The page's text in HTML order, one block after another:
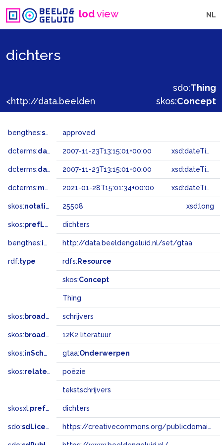
lodview NL
dichters
sdo:Thing
skos:Concept
bengthes:status approved
dcterms:dateAccepted 2007-11-23T13:15:01+00:00 xsd:dateTime
dcterms:dateSubmitted 2007-11-23T13:15:01+00:00 xsd:dateTime
dcterms:modified 2021-01-28T15:01:34+00:00 xsd:dateTime
skos:notation 25508 xsd:long
skos:prefLabel dichters
bengthes:inSet http://data.beeldengeluid.nl/set/gtaa
rdf:type rdfs: Resource
skos:Concept
Thing
skos: broader schrijvers
skos: broadMatch 12K2 literatuur
skos:inScheme gtaa:Onderwerpen
skos:related poëzie
tekstschrijvers
skosxl:prefLabel dichters
sdo:sdLicense https://creativecommons.org/publicdomain/zero/1.0/